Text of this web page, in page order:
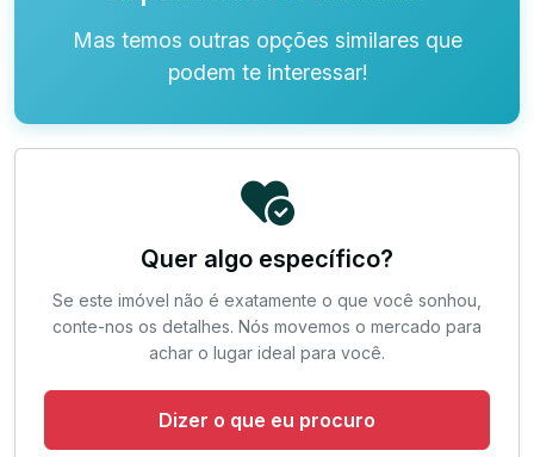
Mas temos outras opções similares que
podem te interessar!
Quer algo específico?
Se este imóvel não é exatamente o que você sonhou,
conte-nos os detalhes. Nós movemos o mercado para
achar o lugar ideal para você.
Dizer o que eu procuro